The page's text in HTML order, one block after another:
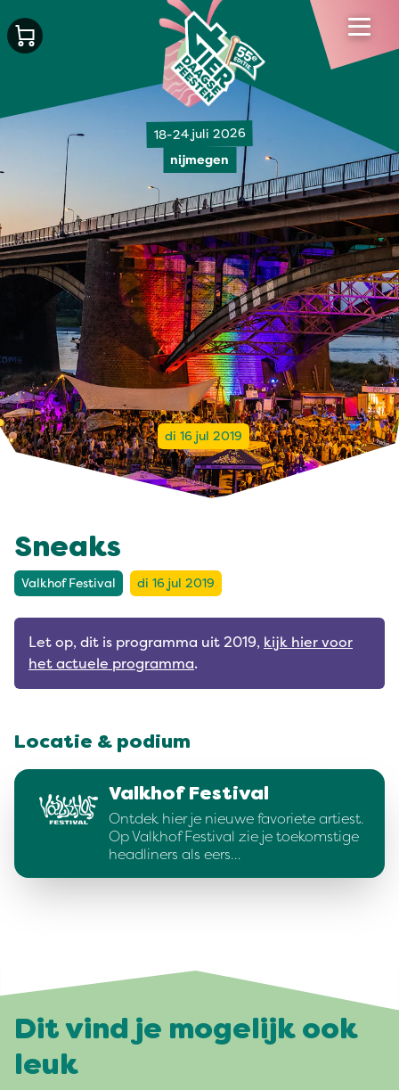
18-24 juli 2026
nijmegen
di 16 jul 2019
Sneaks
Valkhof Festival di 16 jul 2019
Let op, dit is programma uit 2019, kijk hier voor
het actuele programma.
Locatie & podium
Valkhof Festival
Ontdek hier je nieuwe favoriete artiest.
Op Valkhof Festival zie je toekomstige
headliners als eers…
Dit vind je mogelijk ook
leuk